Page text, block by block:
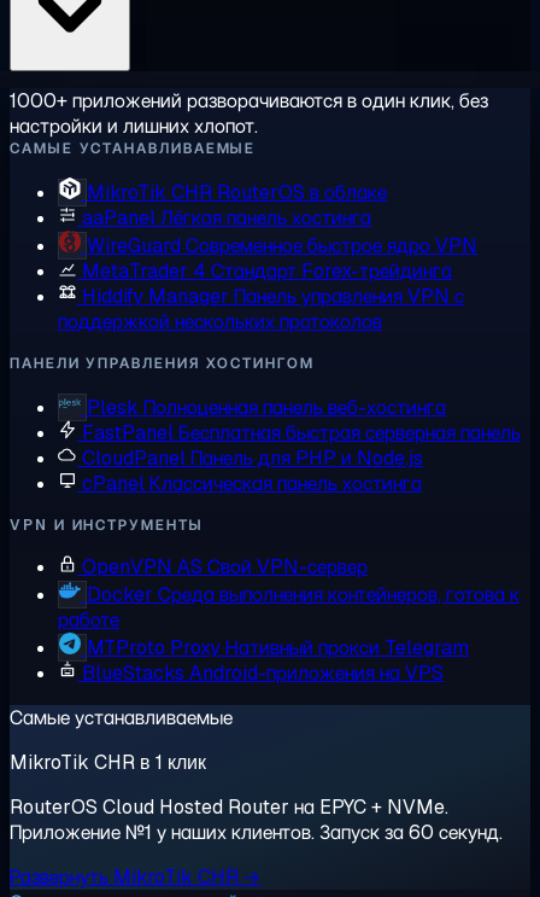
1000+ приложений разворачиваются в один клик, без
настройки и лишних хлопот.
САМЫЕ УСТАНАВЛИВАЕМЫЕ
MikroTik CHR RouterOS в облаке
aaPanelЛёгкая панель хостинга
WireGuard Современное быстрое ядро VPN
MetaTrader 4 Стандарт Forex-трейдинга
Hiddify Manager Панель управления VPN с
поддержкой нескольких протоколов
ПАНЕЛИ УПРАВЛЕНИЯ ХОСТИНГОМ
Plesk Полноценная панель веб-хостинга
FastPanelБесплатная быстрая серверная панель
CloudPanel Панель для PHP и Node.js
cPanelКлассическая панель хостинга
VPN И ИНСТРУМЕНТЫ
OpenVPN AS Свой VPN-сервер
Docker Среда выполнения контейнеров, готова к
работе
MTProto ProxyНативный прокси Telegram
BlueStacks Android-приложения на VPS
Самые устанавливаемые
MikroTik CHR в 1 клик
RouterOS Cloud Hosted Router на EPYC + NVMe.
Приложение №1 у наших клиентов. Запуск за 60 секунд.
Развернуть MikroTik CHR →